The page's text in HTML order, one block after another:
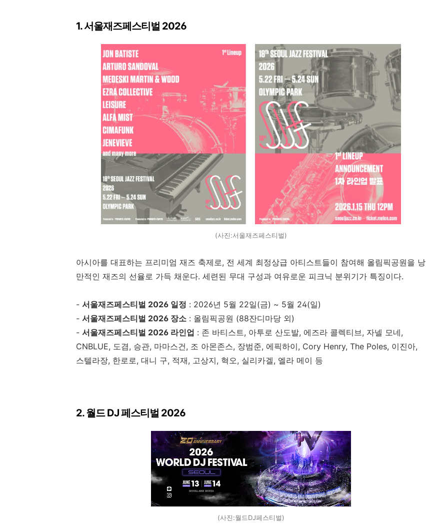
1. 서울재즈페스티벌 2026
(사진:서울재즈페스티벌)
아시아를 대표하는 프리미엄 재즈 축제로, 전 세계 최정상급 아티스트들이 참여해 올림픽공원을 낭
만적인 재즈의 선율로 가득 채운다. 세련된 무대 구성과 여유로운 피크닉 분위기가 특징이다.
- 서울재즈페스티벌 2026 일정 : 2026년 5월 22일(금) ~ 5월 24(일)
- 서울재즈페스티벌 2026 장소 : 올림픽공원 (88잔디마당 외)
- 서울재즈페스티벌 2026 라인업 : 존 바티스트, 아투로 산도발, 에즈라 콜렉티브, 자넬 모네,
CNBLUE, 도겸, 승관, 마마스건, 조 아몬존스, 장범준, 에픽하이, Cory Henry, The Poles, 이진아,
스텔라장, 한로로, 대니 구, 적재, 고상지, 혁오, 실리카겔, 엘라 메이 등
2. 월드 DJ 페스티벌 2026
(사진:월드DJ페스티벌)